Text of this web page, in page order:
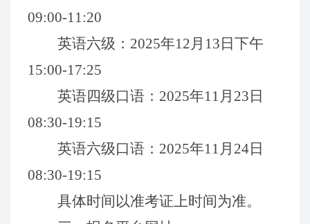
09:00-11:20
英语六级 ： 2025年12月 13 日下午
15:00-17:25
英语四级口语： 2025年11月 23 日
08:30-19:15
英语六级口语： 2025年11月 24日
08:30-19:15
具体时间以准考证上时间为准。